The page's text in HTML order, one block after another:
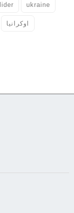
ukraine
اوكرانيا